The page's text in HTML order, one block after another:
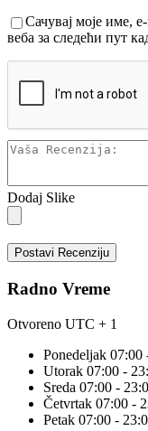
Сачувај моје име,
веба за следећи пут
Dodaj Slike
Postavi Recenziju
Radno Vreme
Otvoreno UTC + 1
Ponedeljak 07:00
Utorak 07:00 -
Sreda 07:00 -
Četvrtak 07:00 -
Petak 07:00 -